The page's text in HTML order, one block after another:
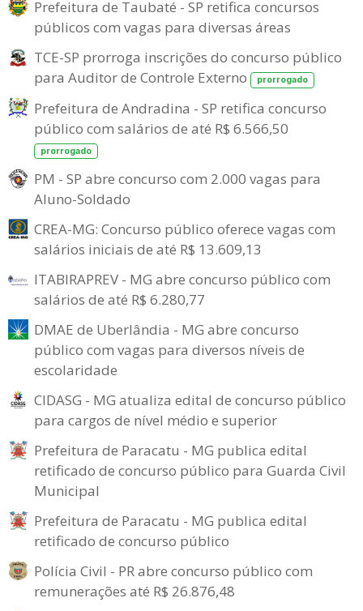
Prefeitura de Taubaté - SP retifica concursos
públicos com vagas para diversas áreas
TCE-SP prorroga inscrições do concurso público
para Auditor de Controle Externo
prorrogado
Prefeitura de Andradina - SP retifica concurso
público com salários de até R$ 6.566,50
prorrogado
PM - SP abre concurso com 2.000 vagas para
Aluno-Soldado
CREA-MG: Concurso público oferece vagas com
salários iniciais de até R$ 13.609,13
ITABIRAPREV - MG abre concurso público com
salários de até R$ 6.280,77
DMAE de Uberlândia - MG abre concurso
público com vagas para diversos níveis de
escolaridade
CIDASG - MG atualiza edital de concurso público
para cargos de nível médio e superior
Prefeitura de Paracatu - MG publica edital
retificado de concurso público para Guarda Civil
Municipal
Prefeitura de Paracatu - MG publica edital
retificado de concurso público
Polícia Civil - PR abre concurso público com
remunerações até R$ 26.876,48